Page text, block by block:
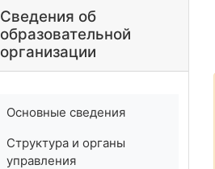
Сведения об
образовательной
организации
Основные сведения
Структура и органы
управления